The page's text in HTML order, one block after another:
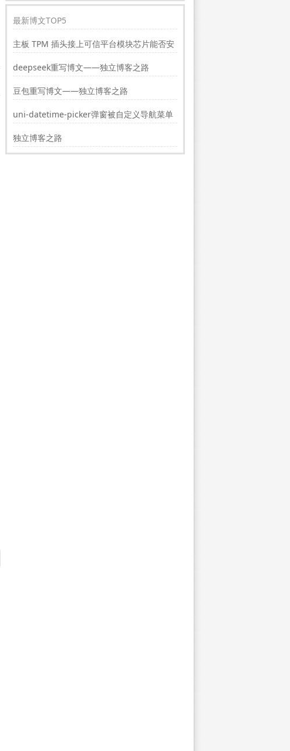
最新博文TOP5
主板 TPM 插头接上可信平台模块芯片能否安
装windwos11?
deepseek重写博文——独立博客之路
豆包重写博文——独立博客之路
uni-datetime-picker弹窗被自定义导航菜单
遮挡的解决方法
独立博客之路